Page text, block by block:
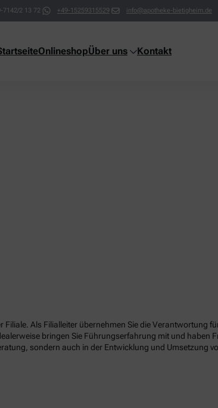
7142/2 13 72 +49-15259315529 info@apotheke-bietigheim.de
OnlineshopÜber uns Kontakt
Als Filialleiter übernehmen Sie die Verantwortung
bringen Sie Führungserfahrung mit und haben
sondern auch in der Entwicklung und Umsetzung